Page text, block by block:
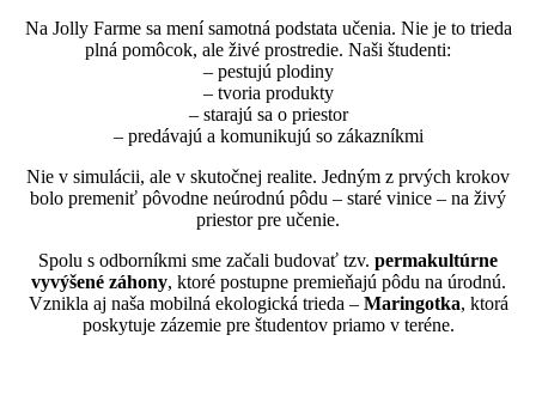
Na Jolly Farme sa mení samotná podstata učenia. Nie je to trieda
plná pomôcok, ale živé prostredie. Naši študenti:
– pestujú plodiny
– tvoria produkty
– starajú sa o priestor
– predávajú a komunikujú so zákazníkmi
Nie v simulácii, ale v skutočnej realite. Jedným z prvých krokov
bolo premeniť pôvodne neúrodnú pôdu – staré vinice – na živý
priestor pre učenie.
Spolu s odborníkmi sme začali budovať tzv. permakultúrne
vyvýšené záhony, ktoré postupne premieňajú pôdu na úrodnú.
Vznikla aj naša mobilná ekologická trieda – Maringotka, ktorá
poskytuje zázemie pre študentov priamo v teréne.